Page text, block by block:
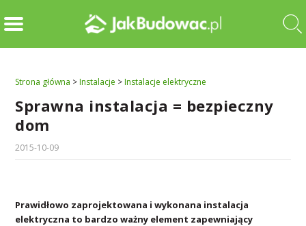
Strona główna >Instalacje >Instalacje elektryczne
Sprawna instalacja = bezpieczny
dom
2015-10-09
Prawidłowo zaprojektowana i wykonana instalacja
elektryczna to bardzo ważny element zapewniający